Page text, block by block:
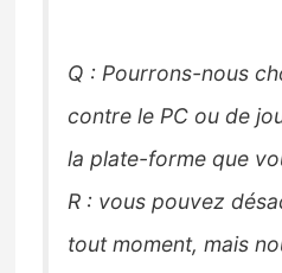
Q : Pourrons-nous
contre le PC ou de
la plate-forme que
R : vous pouvez
tout moment, mais